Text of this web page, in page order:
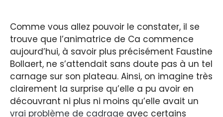
Comme vous allez pouvoir le constater, il se
trouve que l’animatrice de Ca commence
aujourd’hui, à savoir plus précisément Faustine
Bollaert, ne s’attendait sans doute pas à un tel
carnage sur son plateau. Ainsi, on imagine très
clairement la surprise qu’elle a pu avoir en
découvrant ni plus ni moins qu’elle avait un
vrai problème de cadrage avec certains